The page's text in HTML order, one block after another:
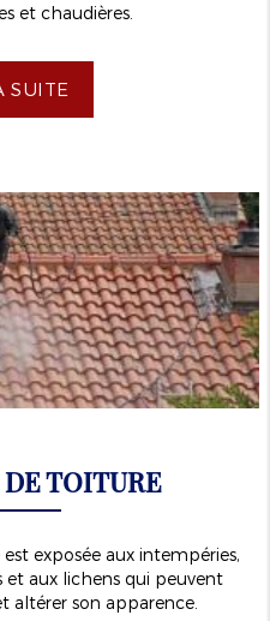
et chaudières.
SUITE
TOITURE
exposée aux intempéries,
et aux lichens qui peuvent
altérer son apparence.